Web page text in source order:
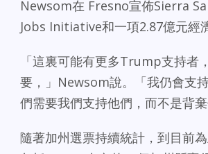
Newsom在 Fresno宣佈Sierra
Jobs Initiative和一項2.87億元經
「這裏可能有更多Trump支持者
要，」Newsom說。「我仍會支
們需要我們支持他們，而不是背棄
隨著加州選票持續統計，到目前